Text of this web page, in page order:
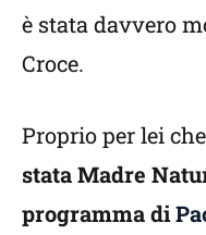
è stata davvero
Croce.
Proprio per lei
stata Madre
programma di